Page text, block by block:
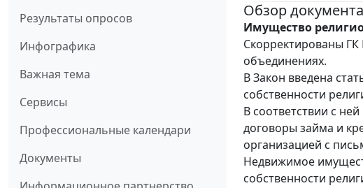
Результаты опросов
Инфографика
Важная тема
Сервисы
Профессиональные календари
Документы
Обзор документа
Имущество
Скорректированы
объединениях.
В Закон введена
собственности
В соответствии с
договоры займа и
организацией с
Недвижимое
собственности